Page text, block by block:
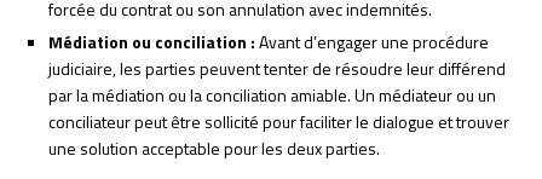
forcée du contrat ou son annulation avec indemnités.
Médiation ou conciliation :Avant d’engager une procédure
judiciaire, les parties peuvent tenter de résoudre leur différend
par la médiation ou la conciliation amiable. Un médiateur ou un
conciliateur peut être sollicité pour faciliter le dialogue et trouver
une solution acceptable pour les deux parties.